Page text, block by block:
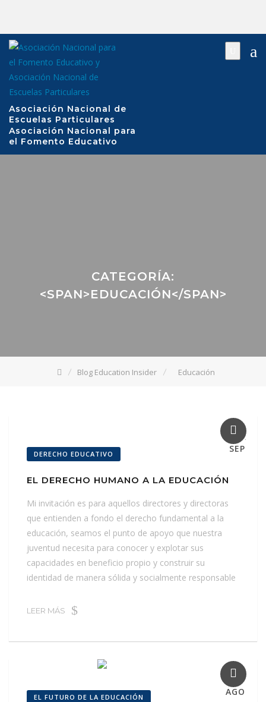
contenido
Asociación Nacional de
Escuelas Particulares
Asociación Nacional para
el Fomento Educativo
CATEGORÍA:
<SPAN>EDUCACIÓN</SPAN>
Blog Education Insider Educación
22
SEP
DERECHO EDUCATIVO
EL DERECHO HUMANO A LA EDUCACIÓN
Mi invitación es para aquellos directores y directoras
que entienden a fondo el derecho fundamental a la
educación, seamos el punto de apoyo que nuestra
juventud necesita para conocer y explotar sus
capacidades en beneficio propio y construir su
identidad de manera sólida y socialmente responsable
LEER MÁS
02
AGO
EL FUTURO DE LA EDUCACIÓN